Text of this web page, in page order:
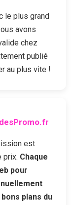
le plus grand
avons
chez
publié
au plus vite !
est
prix. Chaque
pour
plans du